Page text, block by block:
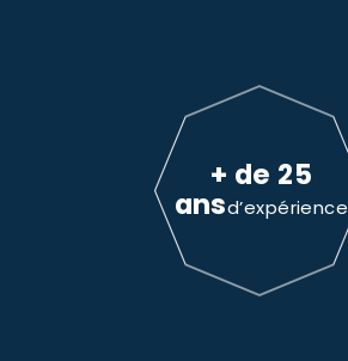
+ de 25
ansd’expérience